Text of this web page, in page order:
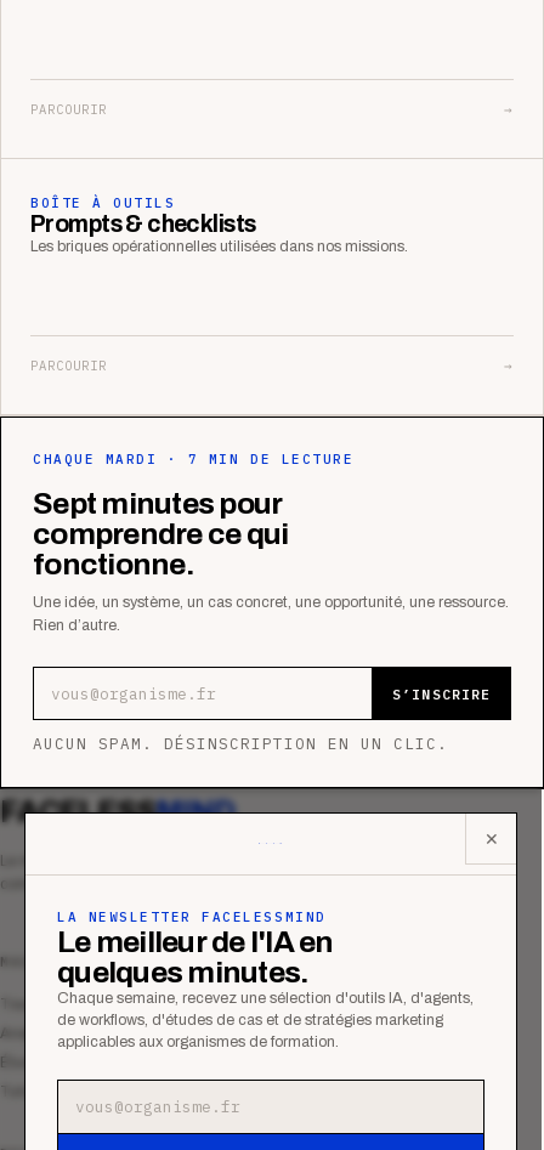
PARCOURIR →
BOÎTE À OUTILS
Prompts & checklists
Les briques opérationnelles utilisées dans nos missions.
PARCOURIR →
CHAQUE MARDI · 7 MIN DE LECTURE
Sept minutes pour
comprendre ce qui
fonctionne.
Une idée, un système, un cas concret, une opportunité, une ressource.
Rien d’autre.
S’INSCRIRE
AUCUN SPAM. DÉSINSCRIPTION EN UN CLIC.
✕
LA NEWSLETTER FACELESSMIND
Le meilleur de l'IA en
quelques minutes.
Chaque semaine, recevez une sélection d'outils IA, d'agents,
de workflows, d'études de cas et de stratégies marketing
applicables aux organismes de formation.
FACELESSMIND
commerciale des organismes de formation.
MAGAZINE
Tous les articles
Analyses
Tutoriels